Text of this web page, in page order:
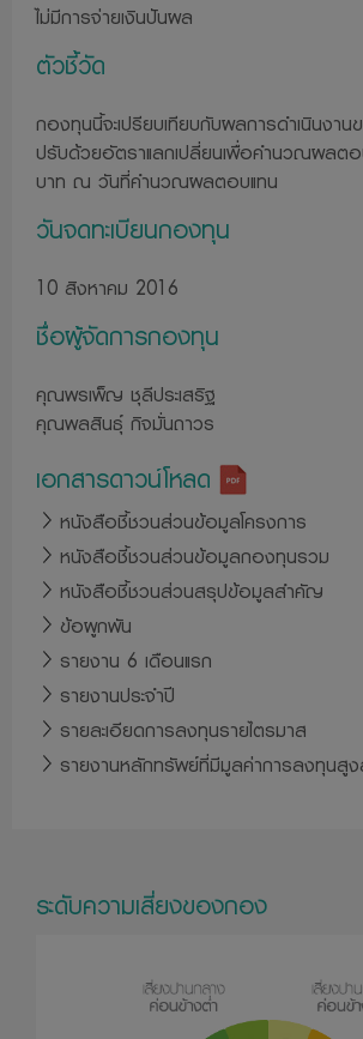
ไม่มีการจ่ายเงินปันผล
ตัวชี้วัด
กองทุนนี้จะเปรียบเทียบกับผลการดำเนินงา
ปรับด้วยอัตราแลกเปลี่ยนเพื่อคำนวณผลตอ
บาท ณ วันที่คำนวณผลตอบแทน
วันจดทะเบียนกองทุน
10 สิงหาคม 2016
ชื่อผู้จัดการกองทุน
คุณพรเพ็ญ ชุลีประเสริฐ
คุณพลสินธุ์ กิจมั่นถาวร
เอกสารดาวน์โหลด
หนังสือชี้ชวนส่วนข้อมูลโครงการ
หนังสือชี้ชวนส่วนข้อมูลกองทุนรวม
หนังสือชี้ชวนส่วนสรุปข้อมูลสำคัญ
ข้อผูกพัน
รายงาน 6 เดือนแรก
รายงานประจำปี
รายละเอียดการลงทุนรายไตรมาส
รายงานหลักทรัพย์ที่มีมูลค่าการลงทุนสู
ระดับความเสี่ยงของกอง
ที่ ได้รับความเห็นชอบจากสำนักงานคณะกรรม
ควรขอดูบัตรประจำตัวของบุคคลดังกล่าวที่ส
11. บริษัทจัดการอนุญาตให้พนักงานลงทุนใ
ตนเองได้โดยจะ ต้องปฏิบัติตมจรรยาบรรณแ
สมาคมบริษัทจัดการลงทุนกำหนด และจะต้องเ
ดังกล่าวให้บริษัทจัดการทราบเพื่อที่บริษัทจัดก
12. บริษัทจัดการขอสงวนสิทธิ์ในข้อมูล เอก
เว็บไซด์นี้ โดยห้ามมิให้ผู้ใดเผยแพร่ ทำซ้ำ ดัดแ
ก็ตามเว้นแต่จะได้รับอนุญาตจากบริษัทจัดการ
13. บริษัทจัดการและผู้บริหาร รวมถึงพนักงา
บริษัทจัดการ ขอสงวนสิทธิ์ที่จะไม่รับผิดชอบต่
ทุกกรณีที่เกิดขึ้นกับข้อมูล หรือระบบสื่อสารข
หรือผู้ลงทุน อันเนื่องมาจากการเข้ามาใช้เว็บไ
14. บริษัทขอสงวนสิทธิ์ในการแก้ไข ปรับปรุง
ข้อมูลใดๆ ใน website แห่งนี้ โดยไม่จำเป็นต้อ
หน้าแต่อย่างใด
15. บริษัทจัดการตระหนักถึงความสำคัญขอ
ของท่าน จะมุ่งมั่นรักษาความเป็นส่วนตัว คว
ข้อมูลส่วนบุคคลของท่านไว้เป็นอย่างดี เพื่อใ
ดังกล่าวจะถูกเก็บรวบรวม ใช้หรือเปิดเผยอ